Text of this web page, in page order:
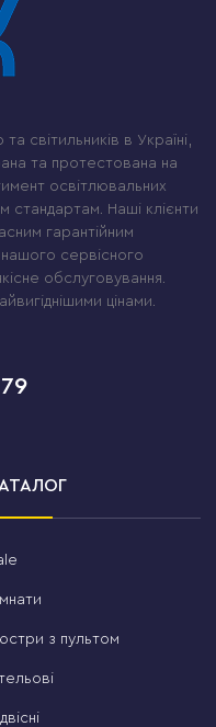
світильників в Україні,
та протестована на
освітлювальних
стандартам. Наші клієнти
гарантійним
сервісного
обслуговування.
цінами.
з пультом